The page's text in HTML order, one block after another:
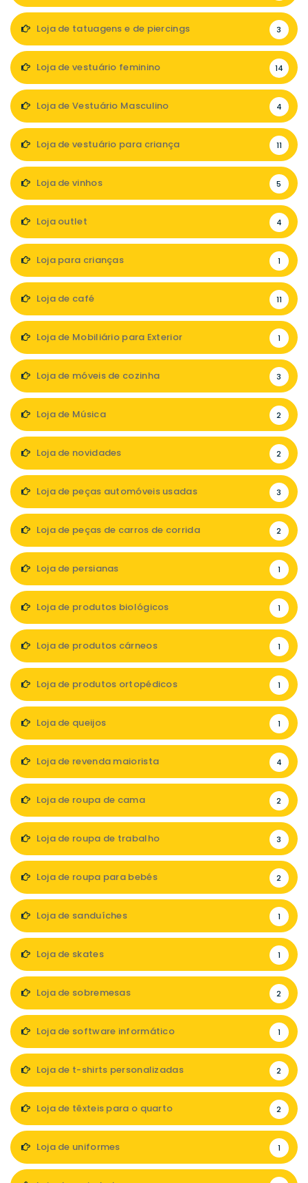
Loja de tatuagens e de piercings 3
Loja de vestuário feminino 14
Loja de Vestuário Masculino 4
Loja de vestuário para criança 11
Loja de vinhos 5
Loja outlet 4
Loja para crianças 1
Loja de café 11
Loja de Mobiliário para Exterior 1
Loja de móveis de cozinha 3
Loja de Música 2
Loja de novidades 2
Loja de peças automóveis usadas 3
Loja de peças de carros de corrida 2
Loja de persianas 1
Loja de produtos biológicos 1
Loja de produtos cárneos 1
Loja de produtos ortopédicos 1
Loja de queijos 1
Loja de revenda maiorista 4
Loja de roupa de cama 2
Loja de roupa de trabalho 3
Loja de roupa para bebés 2
Loja de sanduíches 1
Loja de skates 1
Loja de sobremesas 2
Loja de software informático 1
Loja de t-shirts personalizadas 2
Loja de têxteis para o quarto 2
Loja de uniformes 1